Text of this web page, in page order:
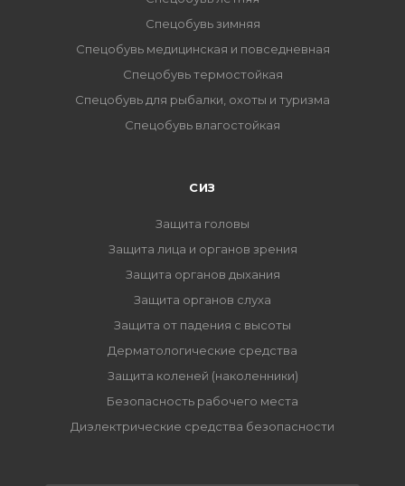
Спецобувь зимняя
Спецобувь медицинская и повседневная
Спецобувь термостойкая
Спецобувь для рыбалки, охоты и туризма
Спецобувь влагостойкая
СИЗ
Защита головы
Защита лица и органов зрения
Защита органов дыхания
Защита органов слуха
Защита от падения с высоты
Дерматологические средства
Защита коленей (наколенники)
Безопасность рабочего места
Диэлектрические средства безопасности